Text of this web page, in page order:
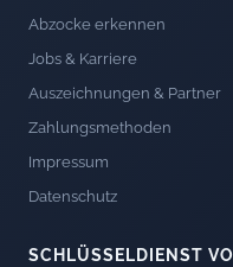
Abzocke erkennen
Jobs & Karriere
Auszeichnungen & Partner
Zahlungsmethoden
Impressum
Datenschutz
SCHLÜSSELDIENST